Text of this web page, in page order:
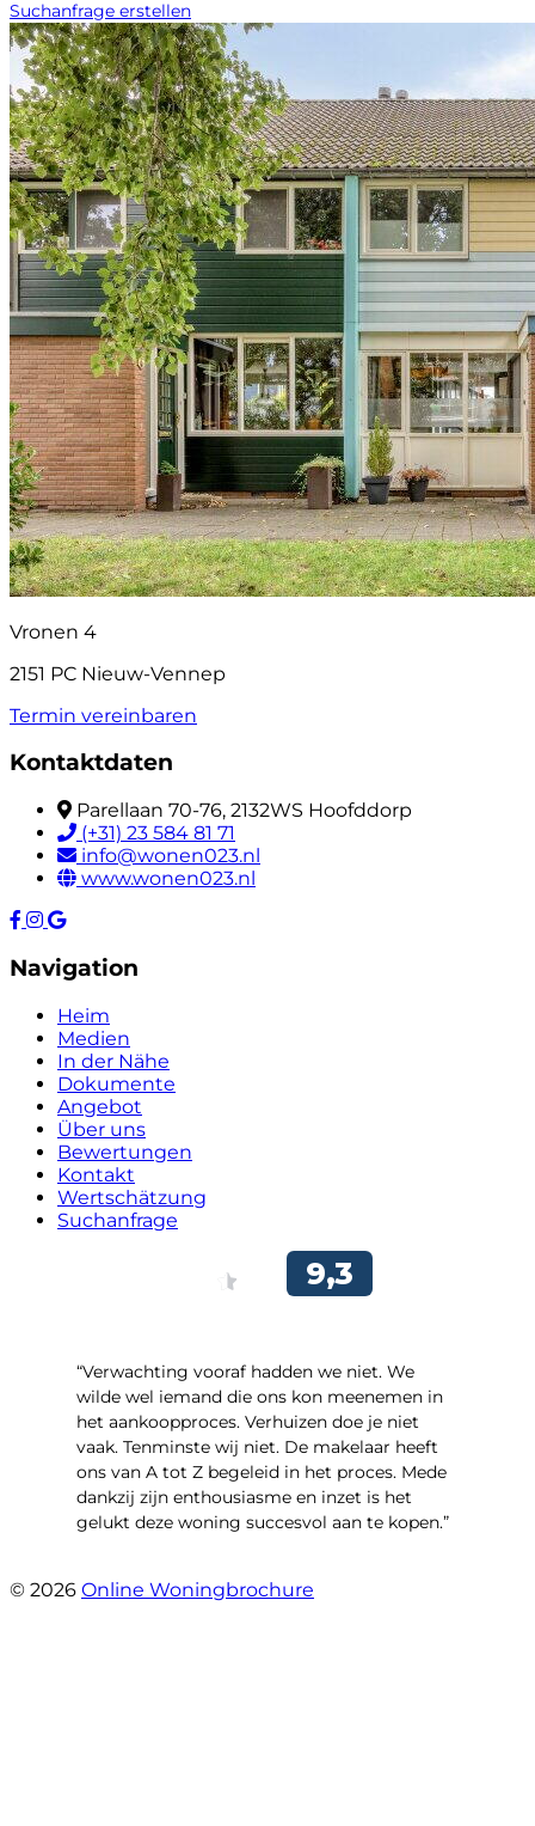
Suchanfrage erstellen
Vronen 4
2151 PC Nieuw-Vennep
Termin vereinbaren
Kontaktdaten
Parellaan 70-76, 2132WS Hoofddorp
(+31) 23 584 81 71
info@wonen023.nl
www.wonen023.nl
Navigation
Heim
Medien
In der Nähe
Dokumente
Angebot
Über uns
Bewertungen
Kontakt
Wertschätzung
Suchanfrage
“Verwachting vooraf hadden we niet. We
wilde wel iemand die ons kon meenemen in
het aankoopproces. Verhuizen doe je niet
vaak. Tenminste wij niet. De makelaar heeft
ons van A tot Z begeleid in het proces. Mede
dankzij zijn enthousiasme en inzet is het
gelukt deze woning succesvol aan te kopen.”
© 2026 Online Woningbrochure